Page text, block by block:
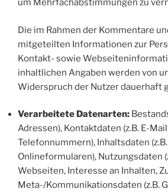
um Mehrfachabstimmungen zu
Die im Rahmen der Kommentare
mitgeteilten Informationen zur
Kontakt- sowie
inhaltlichen Angaben werden von
Widerspruch der Nutzer dauerhaft
Verarbeitete Datenarten:
Adressen), Kontaktdaten (z.B. E-
Telefonnummern), Inhaltsdaten
Onlineformularen), Nutzungsdaten
Webseiten, Interesse an Inhalten,
Meta-/Kommunikationsdaten (z.B.